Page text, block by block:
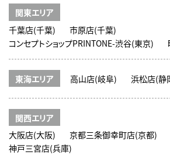
関東エリア
千葉店(千葉)
市原店(千葉)
コンセプトショップPRINTONE-渋谷(東京)
東海エリア 高山店(岐阜) 浜松店(静
関西エリア
大阪店(大阪)
京都三条御幸町店(京都)
神戸三宮店(兵庫)